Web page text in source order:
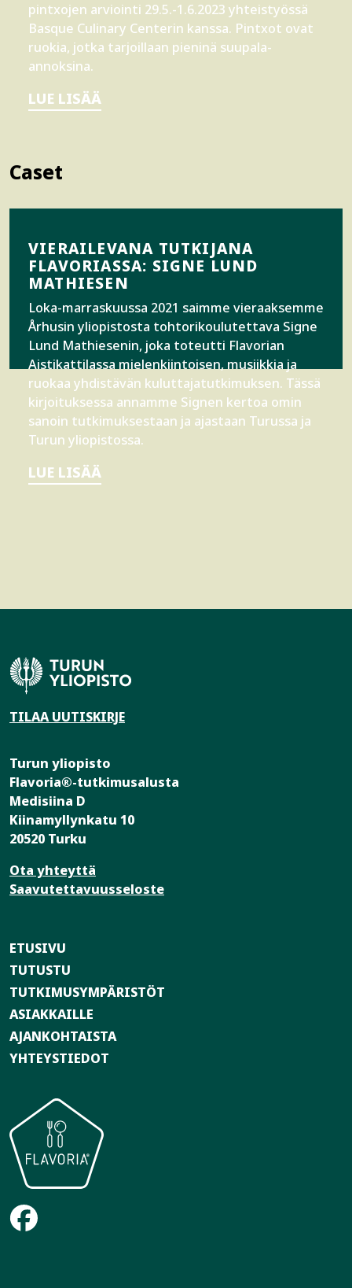
pintxojen arviointi 29.5.-1.6.2023 yhteistyössä
Basque Culinary Centerin kanssa. Pintxot ovat
ruokia, jotka tarjoillaan pieninä suupala-
annoksina.
LUE LISÄÄ
Caset
VIERAILEVANA TUTKIJANA
FLAVORIASSA: SIGNE LUND
MATHIESEN
Loka-marraskuussa 2021 saimme vieraaksemme
Århusin yliopistosta tohtorikoulutettava Signe
Lund Mathiesenin, joka toteutti Flavorian
Aistikattilassa mielenkiintoisen, musiikkia ja
ruokaa yhdistävän kuluttajatutkimuksen. Tässä
kirjoituksessa annamme Signen kertoa omin
sanoin tutkimuksestaan ja ajastaan Turussa ja
Turun yliopistossa.
LUE LISÄÄ
TILAA UUTISKIRJE
Turun yliopisto
Flavoria®-tutkimusalusta
Medisiina D
Kiinamyllynkatu 10
20520 Turku
Ota yhteyttä
Saavutettavuusseloste
ETUSIVU
TUTUSTU
TUTKIMUSYMPÄRISTÖT
ASIAKKAILLE
AJANKOHTAISTA
YHTEYSTIEDOT